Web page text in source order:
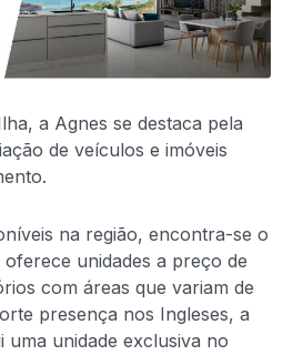
a Agnes se destaca pela
de veículos e imóveis
na região, encontra-se o
oferece unidades a preço de
com áreas que variam de
presença nos Ingleses, a
uma unidade exclusiva no